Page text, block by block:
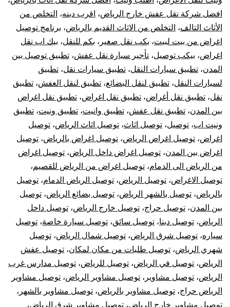
و
خارج
الرياض
افضل شركة نقل عفش خارج الرياض، اقرب دينه، التخلص من
الأثاث التالف، التخلص من الاثاث القديم بالرياض، برنامج توصيل
اغراض من بيت لبيت، بكب نقل صغير ، بكم للنقل، بيك اب نقل
اغراض، بيكب توصيل، تأجير سيارة نقل عفش، تطبيق توصيل بين
المدن، تطبيق سيارات النقل، تطبيق سيارات نقل، تطبيق
لسيارات النقل، تطبيق لنقل البضائع، تطبيق لنقل العفش، تطبيق
نقل، تطبيق نقل أغراض، تطبيق نقل اغراض، تطبيق نقل اغراض
بين المدن، تطبيق نقل عفش، تطبيق وانيت، تطبيق ونيت، تطبيق
ونيت اب، توصيل، توصيل اثاث، توصيل اثاث الرياض، توصيل
اغراض، توصيل اغراض الرياض، توصيل اغراض بالرياض، توصيل
اغراض بين المدن، توصيل اغراض داخل الرياض، توصيل اغراض
من الرياض الى الدمام، توصيل اغراض من الرياض للقصيم،
توصيل الاغراض، توصيل الرياض، توصيل الرياض الدمام، توصيل
بالرياض، توصيل بالشهر الرياض، توصيل بضائع الرياض، توصيل
بين المدن، توصيل حراج، توصيل خارج الرياض، توصيل داخل
الرياض، توصيل دينا، توصيل سائق، توصيل سيارة خاصة، توصيل
سياره، توصيل شرق الرياض، توصيل شمال الرياض، توصيل
شهري الرياض، توصيل طلبات من مكان لمكان، توصيل عفش
الرياض، توصيل في الرياض، توصيل للرياض، توصيل مدارس غرب
الرياض، توصيل مشاوير ، توصيل مشاوير الرياض، توصيل مشاوير
الرياض حراج، توصيل مشاوير بالرياض، توصيل مشاوير بالشهر ،
توصيل مشاوير خارج الرياض، توصيل مشاوير شرق الرياض،